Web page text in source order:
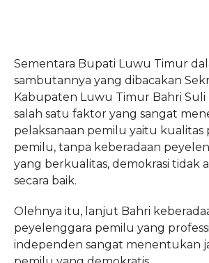
Sementara Bupati Luwu Timur
sambutannya yang dibacakan
Kabupaten Luwu Timur Bahri
salah satu faktor yang sangat
pelaksanaan pemilu yaitu kualitas
pemilu, tanpa keberadaan
yang berkualitas, demokrasi tidak
secara baik.
Olehnya itu, lanjut Bahri
peyelenggara pemilu yang
independen sangat menentukan